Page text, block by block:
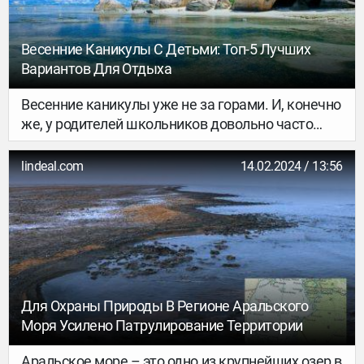
сделать первый шаг на пути к work-life balance и
в заграничной командировке найти время для
личных интересов. В нашем тексте собрали
главные советы о том, как отправиться на
рабочее мероприятие и успеть увидеть новую
страну своими глазами.
Весенние Каникулы С Детьми: Топ-5 Лучших
Вариантов Для Отдыха
Весенние каникулы уже не за горами. И, конечно
же, у родителей школьников довольно часто
встаёт вопрос: куда же отправиться в этот
период с детьми? Так как выбор направлений
ещё не так широк, как, например, летом.
Солнышко уже припекает, но не все морские
курорты готовы к встрече гостей.
lindeal.com 14.02.2024 / 13:56
Для Охраны Природы В Регионе Аральского
Моря Усилено Патрулирование Территории